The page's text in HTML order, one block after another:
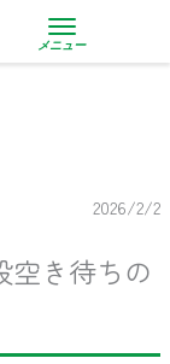
メニュー
2026/2/2
き待ちの